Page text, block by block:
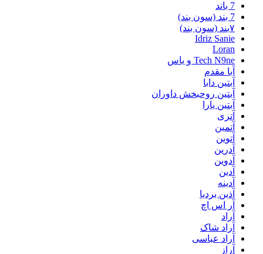
7 باند
7 بند (سون بند)
۷بند (سون بند)
Idriz Sanie
Loran
Tech N9ne و یاس
آبا مقدم
آبتین دابا
آبتین روحبخش داوران
آبتین یارا
آتری
آتمین
آتوین
آدرین
آدوین
آدین
آدینه
آذین بردیا
آر اس اچ
آراد
آراد شاک
آراد عباسی
آراز